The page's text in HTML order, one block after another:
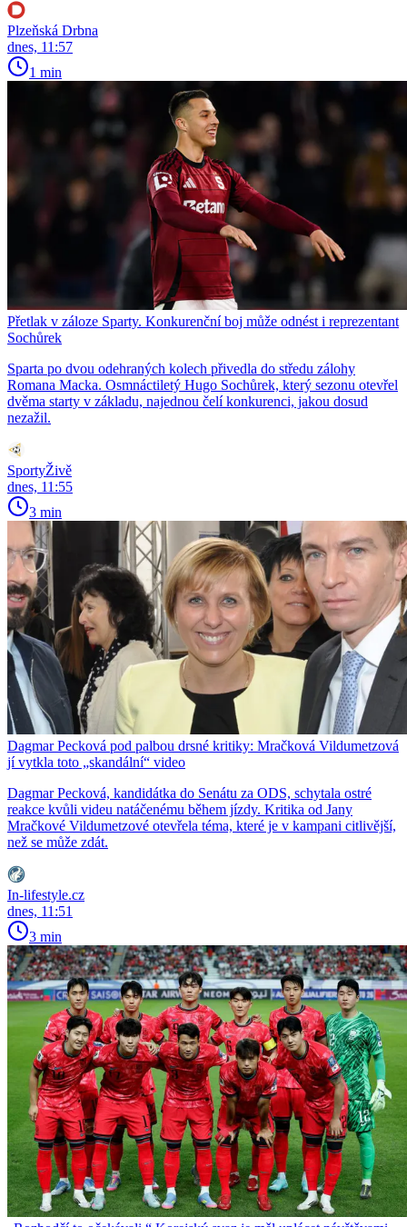
Plzeňská Drbna
dnes, 11:57
1 min
Přetlak v záloze Sparty. Konkurenční boj může odnést i reprezentant
Sochůrek
Sparta po dvou odehraných kolech přivedla do středu zálohy
Romana Macka. Osmnáctiletý Hugo Sochůrek, který sezonu otevřel
dvěma starty v základu, najednou čelí konkurenci, jakou dosud
nezažil.
SportyŽivě
dnes, 11:55
3 min
Dagmar Pecková pod palbou drsné kritiky: Mračková Vildumetzová
jí vytkla toto „skandální“ video
Dagmar Pecková, kandidátka do Senátu za ODS, schytala ostré
reakce kvůli videu natáčenému během jízdy. Kritika od Jany
Mračkové Vildumetzové otevřela téma, které je v kampani citlivější,
než se může zdát.
In-lifestyle.cz
dnes, 11:51
3 min